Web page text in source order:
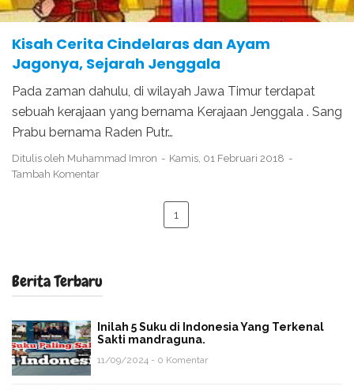
Kisah Cerita Cindelaras dan Ayam
Jagonya, Sejarah Jenggala
Pada zaman dahulu, di wilayah Jawa Timur terdapat
sebuah kerajaan yang bernama Kerajaan Jenggala . Sang
Prabu bernama Raden Putr…
Ditulis oleh Muhammad Imron
Kamis, 01 Februari 2018
Tambah Komentar
1
Berita Terbaru
Inilah 5 Suku di Indonesia Yang Terkenal
Sakti mandraguna.
11/09/2024 - 0 Komentar